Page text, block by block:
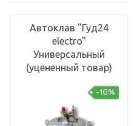
Автоклав "Гуд24
electro"
Универсальный
(уцененный товар)